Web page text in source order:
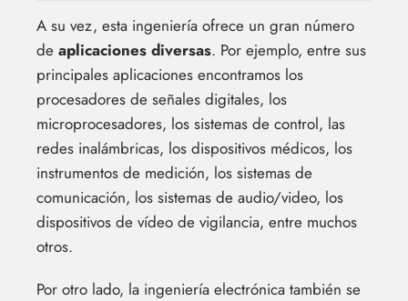
A su vez, esta ingeniería ofrece un gran número
de aplicaciones diversas. Por ejemplo, entre sus
principales aplicaciones encontramos los
procesadores de señales digitales, los
microprocesadores, los sistemas de control, las
redes inalámbricas, los dispositivos médicos, los
instrumentos de medición, los sistemas de
comunicación, los sistemas de audio/video, los
dispositivos de vídeo de vigilancia, entre muchos
otros.
Por otro lado, la ingeniería electrónica también se